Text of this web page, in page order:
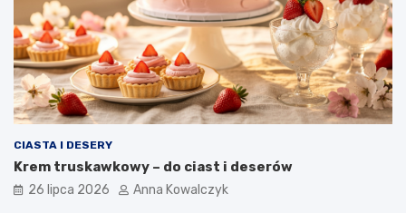
CIASTA I DESERY
Krem truskawkowy – do ciast i deserów
26 lipca 2026 Anna Kowalczyk